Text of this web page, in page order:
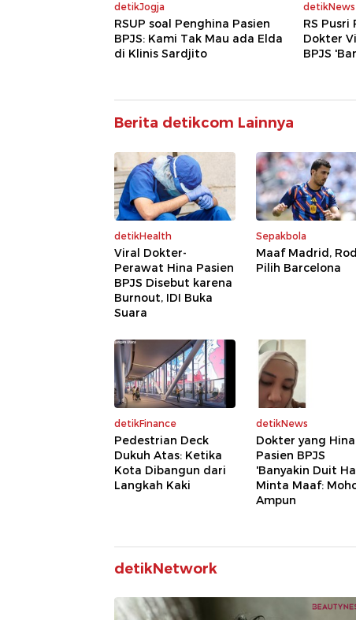
detikJogja
RSUP soal Penghina Pasien
BPJS: Kami Tak Mau ada Elda
di Klinis Sardjito
detikNews
RS
Dokter
BPJS
Berita detikcom Lainnya
detikHealth
Viral Dokter-
Perawat Hina Pasien
BPJS Disebut karena
Burnout, IDI Buka
Suara
Sepakbola
Maaf Madrid,
Pilih Barcelona
detikFinance
Pedestrian Deck
Dukuh Atas: Ketika
Kota Dibangun dari
Langkah Kaki
detikNews
Dokter yang Hina
Pasien BPJS
'Banyakin Duit
Minta Maaf:
Ampun
detikNetwork